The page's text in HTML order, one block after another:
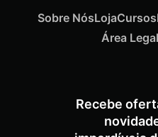
Recebe
Sobre NósLojaCursos
Área Legal